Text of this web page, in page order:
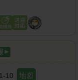
10 地図